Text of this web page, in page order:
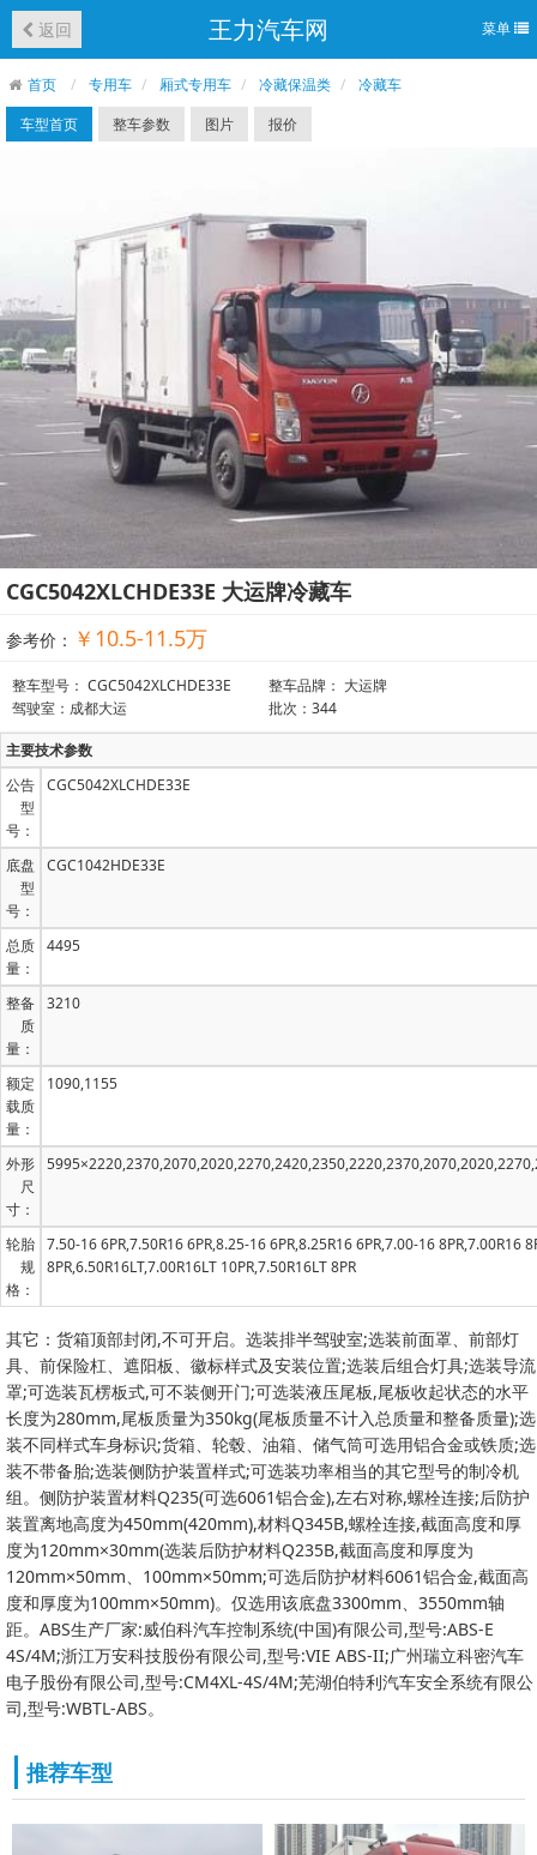
返回 王力汽车网 菜单
首页 专用车 厢式专用车 冷藏保温类
冷藏车
车型首页
整车参数 图片 报价
CGC5042XLCHDE33E 大运牌冷藏车
参考价： ￥10.5-11.5万
整车型号： CGC5042XLCHDE33E
整车品牌： 大运牌
驾驶室：成都大运
批次：344
主要技术参数
公告
型
号：
CGC5042XLCHDE33E
底盘
型
号：
CGC1042HDE33E
总质
量：
4495
整备
质
量：
3210
额定
载质
量：
1090,1155
外形
尺
寸：
轮胎
规
格：
7.50-16 6PR,7.50R16 6PR,8.25-16 6PR,8.25R16 6PR,7.00-16 8PR,7.00R16
8PR,6.50R16LT,7.00R16LT 10PR,7.50R16LT 8PR
其它：货箱顶部封闭,不可开启。选装排半驾驶室;选装前面罩、前部灯
具、前保险杠、遮阳板、徽标样式及安装位置;选装后组合灯具;选装导流
罩;可选装瓦楞板式,可不装侧开门;可选装液压尾板,尾板收起状态的水平
长度为280mm,尾板质量为350kg(尾板质量不计入总质量和整备质量);选
装不同样式车身标识;货箱、轮毂、油箱、储气筒可选用铝合金或铁质;选
装不带备胎;选装侧防护装置样式;可选装功率相当的其它型号的制冷机
组。侧防护装置材料Q235(可选6061铝合金),左右对称,螺栓连接;后防护
装置离地高度为450mm(420mm),材料Q345B,螺栓连接,截面高度和厚
度为120mm×30mm(选装后防护材料Q235B,截面高度和厚度为
120mm×50mm、100mm×50mm;可选后防护材料6061铝合金,截面高
度和厚度为100mm×50mm)。仅选用该底盘3300mm、3550mm轴
距。ABS生产厂家:威伯科汽车控制系统(中国)有限公司,型号:ABS-E
4S/4M;浙江万安科技股份有限公司,型号:VIE ABS-II;广州瑞立科密汽车
电子股份有限公司,型号:CM4XL-4S/4M;芜湖伯特利汽车安全系统有限公
司,型号:WBTL-ABS。
推荐车型